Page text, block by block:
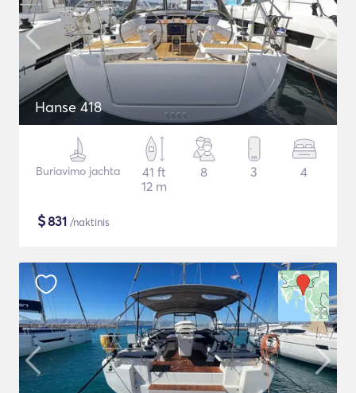
Hanse 418
Buriavimo jachta
41 ft
12 m
8 3 4
$831 /naktinis